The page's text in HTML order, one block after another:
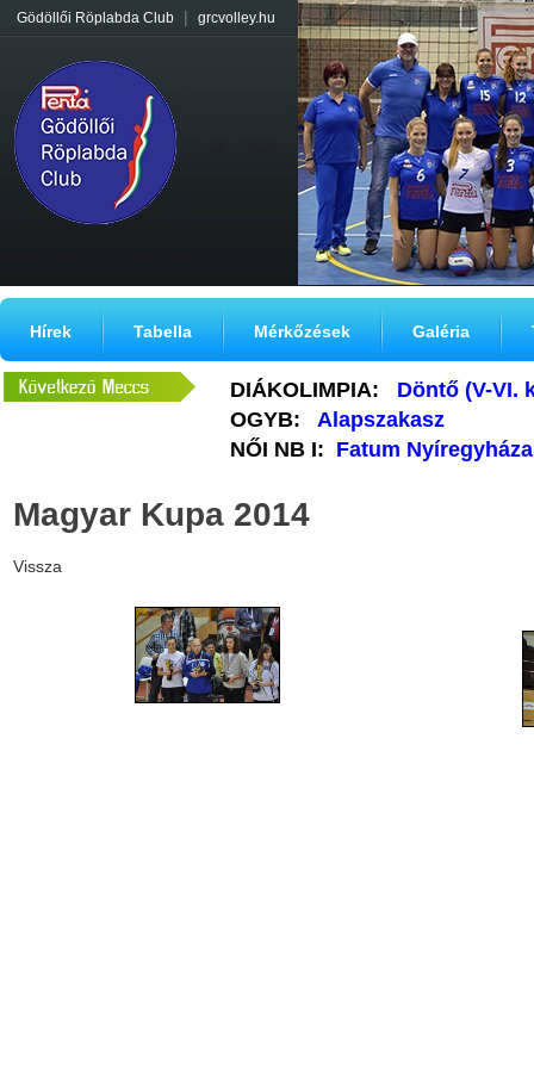
Gödöllői Röplabda Club | grcvolley.hu
Hírek Tabella Mérkőzések Galéria
DIÁKOLIMPIA:
Döntő (V-VI.
OGYB:
Alapszakasz
NŐI NB I: Fatum
Magyar Kupa 2014
Vissza